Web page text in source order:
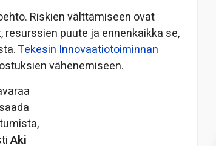
Riskien välttämiseen ovat
puute ja ennenkaikka se,
Tekesin Innovaatiotoiminnan
vähenemiseen.
Aki